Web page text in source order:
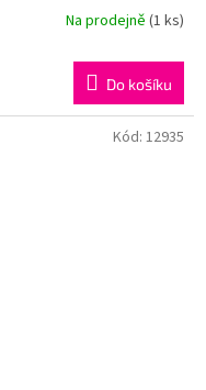
Na prodejně (1 ks)
Do košíku
Kód: 12935